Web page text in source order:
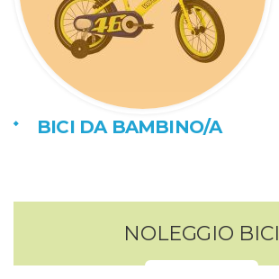
BICI DA BAMBINO/A
NOLEGGIO BICI